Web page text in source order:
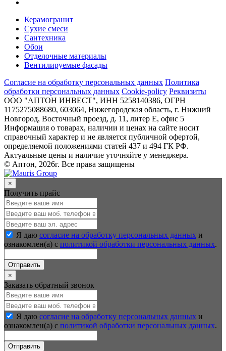
Керамогранит
Сухие смеси
Сантехника
Обои
Отделочные материалы
Вентилируемые фасады
Согласие на обработку персональных данных Политика
обработки персональных данных Cookie-policy Реквизиты
ООО "АПТОН ИНВЕСТ", ИНН 5258140386, ОГРН
1175275088680, 603064, Нижегородская область, г. Нижний
Новгород, Восточный проезд, д. 11, литер Е, офис 5
Информация о товарах, наличии и ценах на сайте носит
справочный характер и не является публичной офертой,
определяемой положениями статей 437 и 494 ГК РФ.
Актуальные цены и наличие уточняйте у менеджера.
© Аптон, 2026г. Все права защищены
×
Получить прайс
Я даю согласие на обработку персональных данных и
ознакомлен(а) с политикой обработки персональных данных.
Отправить
×
Заказать обратный звонок
Я даю согласие на обработку персональных данных и
ознакомлен(а) с политикой обработки персональных данных.
Отправить